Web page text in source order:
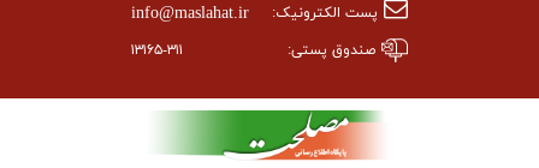
پست الکترونیک: info@maslahat.ir
صندوق پستی: ۱۳۱۶۵-۳۱۱